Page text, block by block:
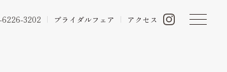
3202 ブライダルフェア アクセス